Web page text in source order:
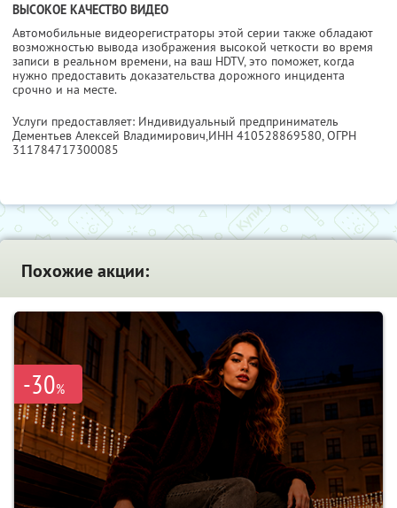
ВЫСОКОЕ КАЧЕСТВО ВИДЕО
Автомобильные видеорегистраторы этой серии также обладают
возможностью вывода изображения высокой четкости во время
записи в реальном времени, на ваш HDTV, это поможет, когда
нужно предоставить доказательства дорожного инцидента
срочно и на месте.
Услуги предоставляет: Индивидуальный предприниматель
Дементьев Алексей Владимирович,ИНН 410528869580, ОГРН
311784717300085
Похожие акции:
-30%